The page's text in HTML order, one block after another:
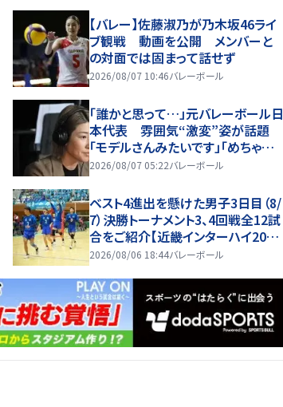
【バレー】佐藤淑乃が乃木坂46ライ
ブ観戦 動画を公開 メンバーと
の対面では固まって話せず
2026/08/07 10:46バレーボール
「誰かと思って…」元バレーボール日
本代表 雰囲気“激変”姿が話題
「モデルさんみたいです」「めちゃキ
レイ」
2026/08/07 05:22バレーボール
ベスト4進出を懸けた男子3日目（8/
7）決勝トーナメント3、4回戦全12試
合をご紹介【近畿インターハイ202
6】
2026/08/06 18:44バレーボール